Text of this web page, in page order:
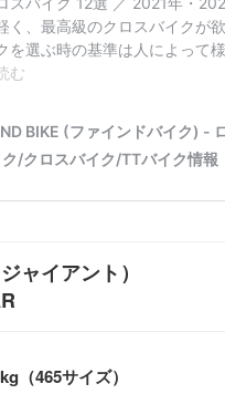
ャイアント）
（465サイズ）